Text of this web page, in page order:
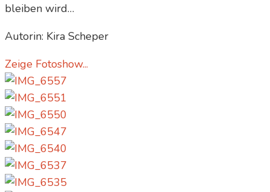
bleiben wird…
Autorin: Kira Scheper
Zeige Fotoshow...